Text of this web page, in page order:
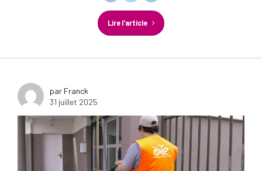
Lire l'article
par Franck
31 juillet 2025